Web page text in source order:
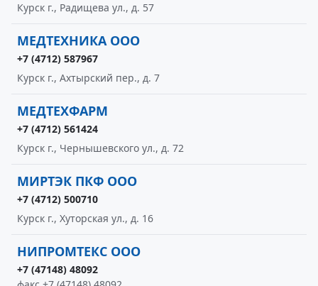
Курск г., Радищева ул., д. 57
МЕДТЕХНИКА ООО
+7 (4712) 587967
Курск г., Ахтырский пер., д. 7
МЕДТЕХФАРМ
+7 (4712) 561424
Курск г., Чернышевского ул., д. 72
МИРТЭК ПКФ ООО
+7 (4712) 500710
Курск г., Хуторская ул., д. 16
НИПРОМТЕКС ООО
+7 (47148) 48092